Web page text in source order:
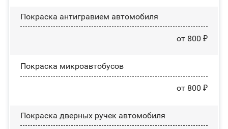
Покраска антигравием автомобиля
от 800 ₽
Покраска микроавтобусов
от 800 ₽
Покраска дверных ручек автомобиля